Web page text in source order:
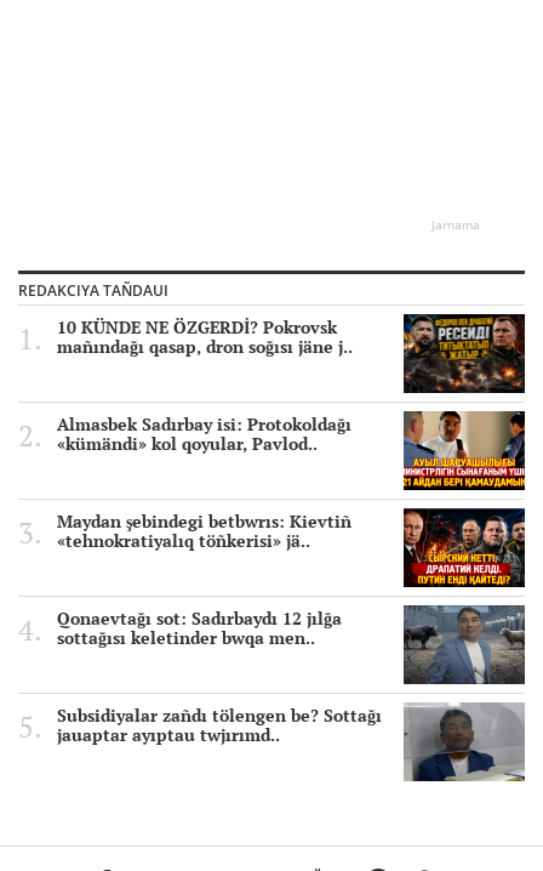
Jarnama
REDAKCIYA TAÑDAUI
10 KÜNDE NE ÖZGERDİ? Pokrovsk
mañındağı qasap, dron soğısı jäne j..
Almasbek Sadırbay isi: Protokoldağı
«kümändi» kol qoyular, Pavlod..
Maydan şebindegi betbwrıs: Kievtiñ
«tehnokratiyalıq töñkerisi» jä..
Qonaevtağı sot: Sadırbaydı 12 jılğa
sottağısı keletinder bwqa men..
Subsidiyalar zañdı tölengen be? Sottağı
jauaptar ayıptau twjırımd..